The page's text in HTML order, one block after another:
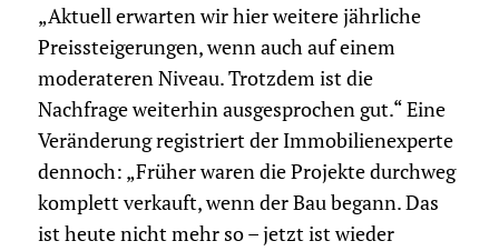
„Aktuell erwarten wir hier weitere jährliche
Preissteigerungen, wenn auch auf einem
moderateren Niveau. Trotzdem ist die
Nachfrage weiterhin ausgesprochen gut.“ Eine
Veränderung registriert der Immobilienexperte
dennoch: „Früher waren die Projekte durchweg
komplett verkauft, wenn der Bau begann. Das
ist heute nicht mehr so – jetzt ist wieder